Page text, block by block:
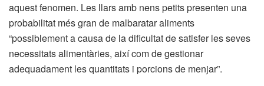
aquest fenomen. Les llars amb nens petits presenten una
probabilitat més gran de malbaratar aliments
“possiblement a causa de la dificultat de satisfer les seves
necessitats alimentàries, així com de gestionar
adequadament les quantitats i porcions de menjar”.